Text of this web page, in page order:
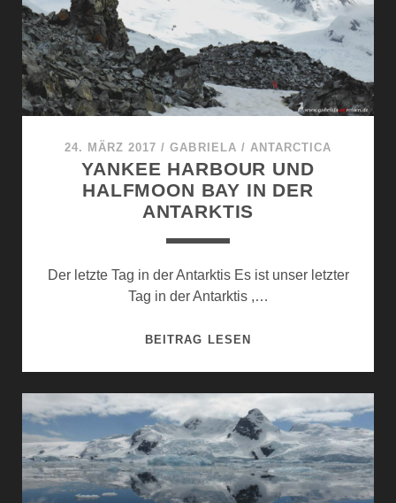
24. MÄRZ 2017 /GABRIELA / ANTARCTICA
YANKEE HARBOUR UND
HALFMOON BAY IN DER
ANTARKTIS
Der letzte Tag in der Antarktis Es ist unser letzter
Tag in der Antarktis ,…
BEITRAG LESENYANKEE
HALFMOON
BAY
IN
DER
ANTARKTIS